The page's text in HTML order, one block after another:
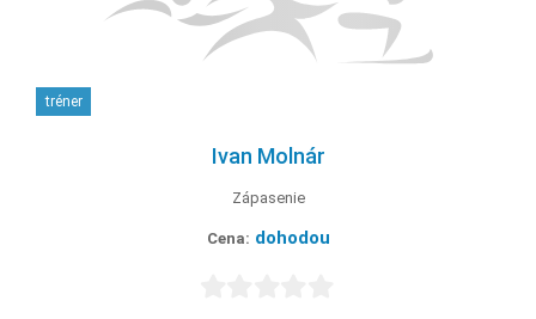
tréner
Ivan Molnár
Zápasenie
Cena: dohodou